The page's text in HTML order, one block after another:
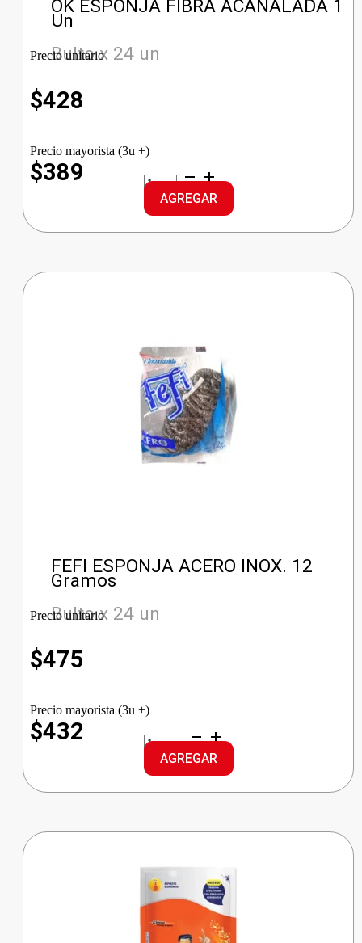
OK ESPONJA FIBRA ACANALADA 1
Un
Bulto x 24 un
Precio unitario
$428
Precio mayorista (3u +)
$389
OK
ESPONJA
FIBRA
ACANALADA
cantidad
AGREGAR
FEFI ESPONJA ACERO INOX. 12
Gramos
Bulto x 24 un
Precio unitario
$475
Precio mayorista (3u +)
$432
FEFI
ESPONJA
ACERO
INOX.
cantidad
AGREGAR